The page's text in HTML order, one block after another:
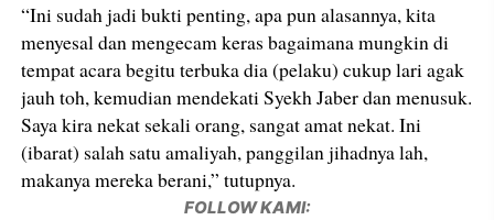
“Ini sudah jadi bukti penting, apa pun alasannya, kita
menyesal dan mengecam keras bagaimana mungkin di
tempat acara begitu terbuka dia (pelaku) cukup lari agak
jauh toh, kemudian mendekati Syekh Jaber dan menusuk.
Saya kira nekat sekali orang, sangat amat nekat. Ini
(ibarat) salah satu amaliyah, panggilan jihadnya lah,
makanya mereka berani,” tutupnya.
FOLLOW KAMI: